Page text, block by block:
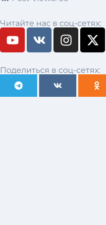
Читайте нас в соц-сетях:
Поделиться в соц-сетях: